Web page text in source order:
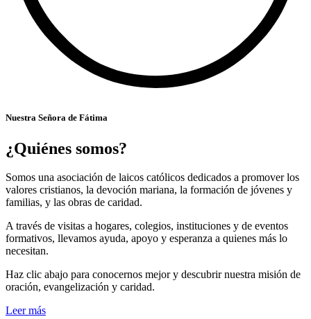
Nuestra Señora de Fátima
¿Quiénes somos?
Somos una asociación de laicos católicos dedicados a promover los
valores cristianos, la devoción mariana, la formación de jóvenes y
familias, y las obras de caridad.
A través de visitas a hogares, colegios, instituciones y de eventos
formativos, llevamos ayuda, apoyo y esperanza a quienes más lo
necesitan.
Haz clic abajo para conocernos mejor y descubrir nuestra misión de
oración, evangelización y caridad.
Leer más